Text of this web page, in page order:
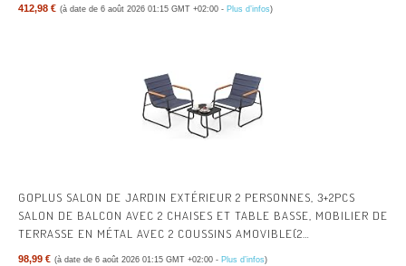
412,98 € (à date de 6 août 2026 01:15 GMT +02:00 - Plus d’infos)
GOPLUS SALON DE JARDIN EXTÉRIEUR 2 PERSONNES, 3+2PCS
SALON DE BALCON AVEC 2 CHAISES ET TABLE BASSE, MOBILIER DE
TERRASSE EN MÉTAL AVEC 2 COUSSINS AMOVIBLE(2
98,99 € (à date de 6 août 2026 01:15 GMT +02:00 - Plus d’infos)